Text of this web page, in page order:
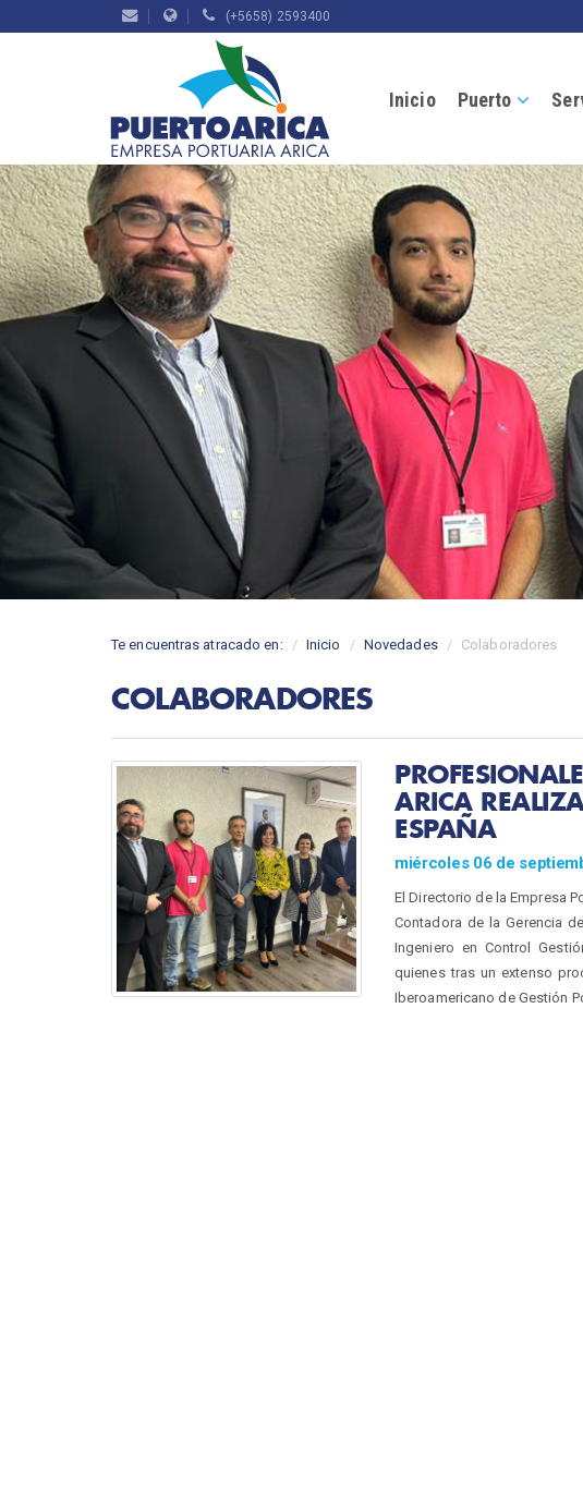
(+5658) 2593400
Inicio Puerto
Te encuentras atracado en: Inicio Novedades Colaboradores
COLABORADORES
ARICA
ESPAÑA
miércoles 06 de
El Directorio de la Empresa
Contadora de la Gerencia
Ingeniero en Control
quienes tras un extenso
Iberoamericano de Gestión